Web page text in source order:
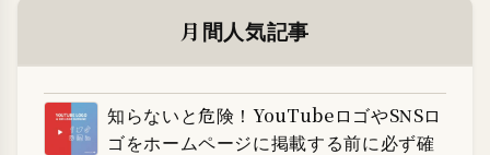
月間人気記事
知らないと危険！YouTubeロゴやSNSロ
ゴをホームページに掲載する前に必ず確